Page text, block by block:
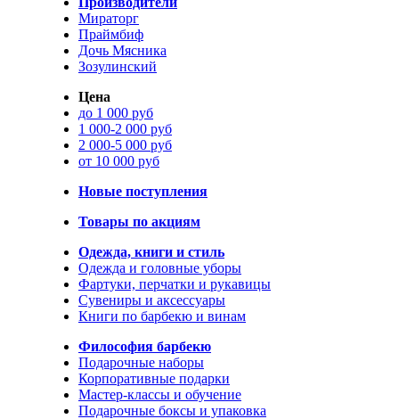
Мираторг
Праймбиф
Дочь Мясника
Зозулинский
Цена
до 1 000 руб
1 000-2 000 руб
2 000-5 000 руб
от 10 000 руб
Новые поступления
Товары по акциям
Одежда, книги и стиль
Одежда и головные уборы
Фартуки, перчатки и рукавицы
Сувениры и аксессуары
Книги по барбекю и винам
Философия барбекю
Подарочные наборы
Корпоративные подарки
Мастер-классы и обучение
Подарочные боксы и упаковка